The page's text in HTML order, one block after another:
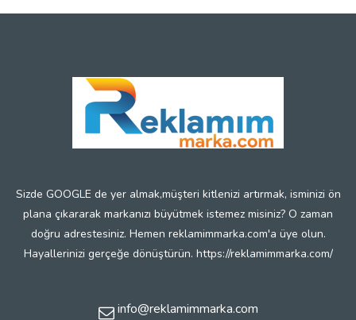
Sizde GOOGLE de yer almak,müşteri kitlenizi artırmak, isminizi ön
plana çıkararak markanızı büyütmek istemez misiniz? O zaman
doğru adrestesiniz. Hemen reklamimmarka.com'a üye olun.
Hayallerinizi gerçeğe dönüştürün. https://reklamimmarka.com/
info@reklamimmarka.com